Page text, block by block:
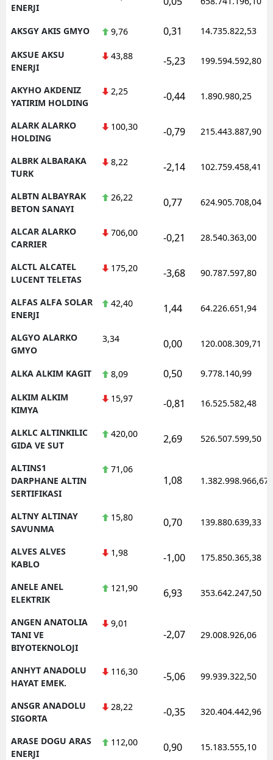
ENERJI
AKSGY AKIS GMYO 9,76 0,31 14.735.822,53
AKSUE AKSU
ENERJI
43,88 -5,23 199.594.592,80
AKYHO AKDENIZ
YATIRIM HOLDING
2,25 -0,44 1.890.980,25
ALARK ALARKO
HOLDING
100,30 -0,79 215.443.887,90
ALBRK ALBARAKA
TURK
8,22 -2,14 102.759.458,41
ALBTN ALBAYRAK
BETON SANAYI
26,22 0,77 624.905.708,04
ALCAR ALARKO
CARRIER
706,00 -0,21 28.540.363,00
ALCTL ALCATEL
LUCENT TELETAS
175,20 -3,68 90.787.597,80
ALFAS ALFA SOLAR
ENERJI
42,40 1,44 64.226.651,94
ALGYO ALARKO
GMYO
3,34 0,00 120.008.309,71
ALKA ALKIM KAGIT 8,09 0,50 9.778.140,99
ALKIM ALKIM
KIMYA
15,97 -0,81 16.525.582,48
ALKLC ALTINKILIC
GIDA VE SUT
420,00 2,69 526.507.599,50
ALTINS1
DARPHANE ALTIN
SERTIFIKASI
71,06
1,08 1.382.998.966,67
ALTNY ALTINAY
SAVUNMA
15,80 0,70 139.880.639,33
ALVES ALVES
KABLO
1,98 -1,00 175.850.365,38
ANELE ANEL
ELEKTRIK
121,90 6,93 353.642.247,50
ANGEN ANATOLIA
TANI VE
BIYOTEKNOLOJI
9,01
-2,07 29.008.926,06
ANHYT ANADOLU
HAYAT EMEK.
116,30 -5,06 99.939.322,50
ANSGR ANADOLU
SIGORTA
28,22 -0,35 320.404.442,96
ARASE DOGU ARAS
ENERJI
112,00 0,90 15.183.555,10